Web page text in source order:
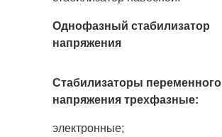
Однофазный стабилизатор
напряжения
Стабилизаторы переменного
напряжения трехфазные:
электронные;